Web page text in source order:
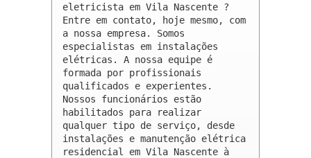
eletricista em Vila Nascente ?
Entre em contato, hoje mesmo, com
a nossa empresa. Somos
especialistas em instalações
elétricas. A nossa equipe é
formada por profissionais
qualificados e experientes.
Nossos funcionários estão
habilitados para realizar
qualquer tipo de serviço, desde
instalações e manutenção elétrica
residencial em Vila Nascente à